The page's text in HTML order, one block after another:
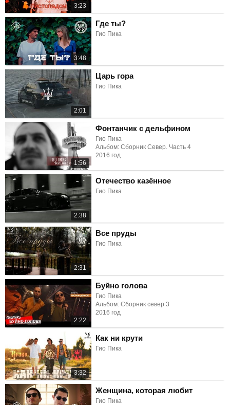
3:23
3:48
Где ты?
Гио Пика
2:01
Царь гора
Гио Пика
1:56
Фонтанчик с дельфином
Гио Пика
Альбом: Сборник Север. Часть 4
2016 год
2:38
Отечество казённое
Гио Пика
2:31
Все пруды
Гио Пика
2:22
Буйно голова
Гио Пика
Альбом: Сборник север 3
2016 год
3:32
Как ни крути
Гио Пика
Женщина, которая любит
Гио Пика